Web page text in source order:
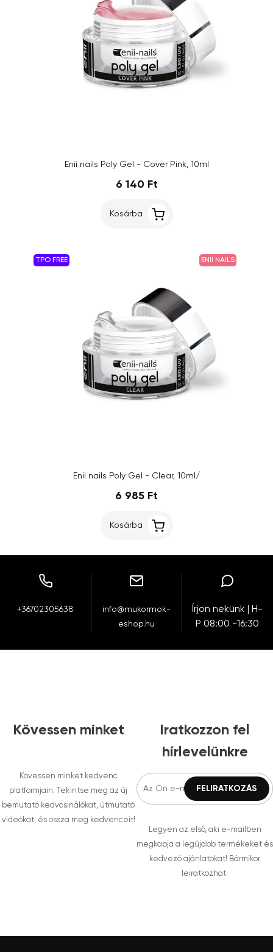
Enii nails Poly Gel - Cover Pink, 10ml
6 140 Ft
Kosárba
TPO FREE ENII NAILS
Enii nails Poly Gel - Clear, 10ml/
6 985 Ft
Kosárba
+36702305638
info@mukormok-
eshop.hu
Írjon nekünk | H-
P 08:00 -16:30
Kövessen minket
Kövessen minket kedvenc
platformjain. Tekintse meg az új
bemutató kedvcsinálókat, útmutató
videókat, és ossza meg kedvenceit!
Iratkozzon fel
hírlevelünkre
Legyen az első, aki e-mailben
megkapja a legújabb termékeket és
kedvező ajánlatokat! Bármikor
leiratkozhat.